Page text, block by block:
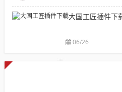
大国工匠插件下
06/26